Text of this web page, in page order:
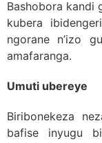
Bashobora kandi
kubera
ngorane n’izo
amafaranga.
Umuti ubereye
Biribonekeza
bafise inyugu